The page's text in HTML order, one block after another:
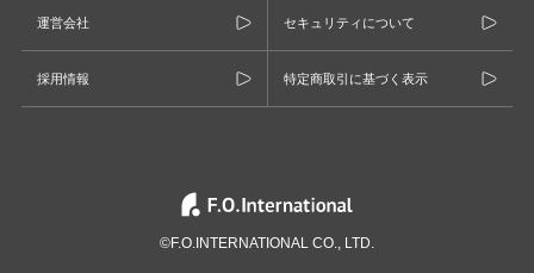
運営会社 セキュリティについて
採用情報 特定商取引に基づく表示
©F.O.INTERNATIONAL CO., LTD.